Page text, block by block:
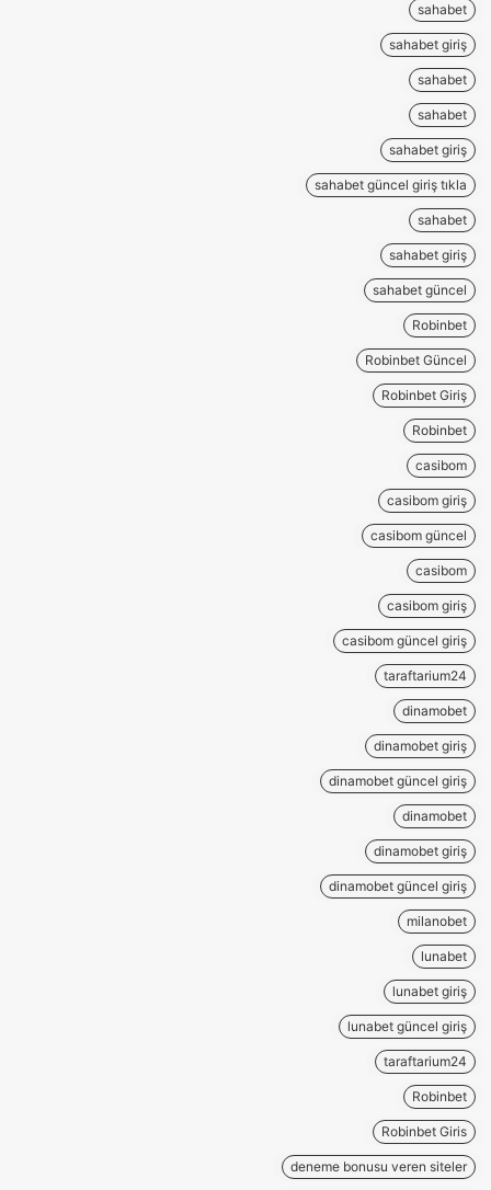
sahabet
sahabet giriş
sahabet
sahabet
sahabet giriş
sahabet güncel giriş tıkla
sahabet
sahabet giriş
sahabet güncel
Robinbet
Robinbet Güncel
Robinbet Giriş
Robinbet
casibom
casibom giriş
casibom güncel
casibom
casibom giriş
casibom güncel giriş
taraftarium24
dinamobet
dinamobet giriş
dinamobet güncel giriş
dinamobet
dinamobet giriş
dinamobet güncel giriş
milanobet
lunabet
lunabet giriş
lunabet güncel giriş
taraftarium24
Robinbet
Robinbet Giris
deneme bonusu veren siteler